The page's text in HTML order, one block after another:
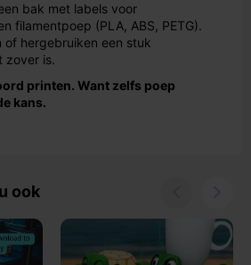
bak met labels voor
filamentpoep (PLA, ABS, PETG).
of hergebruiken een stuk
zover is.
printen. Want zelfs poep
kans.
ook